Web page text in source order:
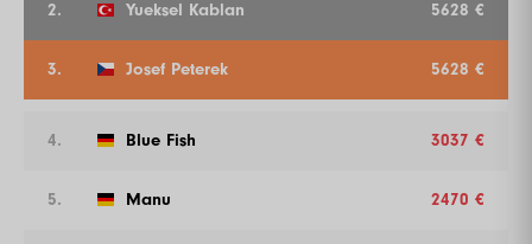
2. Yueksel Kablan 5628 €
3. Josef Peterek 5628 €
4. Blue Fish 3037 €
5. Manu 2470 €